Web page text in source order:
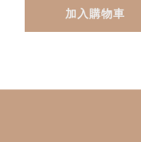
加入購物車